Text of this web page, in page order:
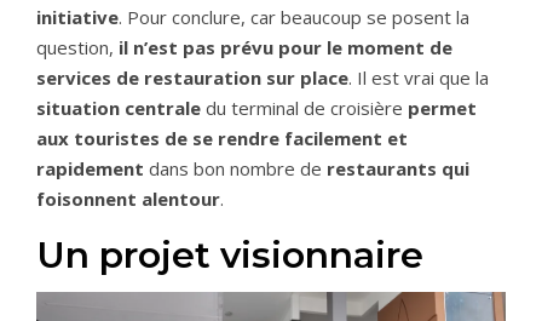
initiative. Pour conclure, car beaucoup se posent la
question, il n’est pas prévu pour le moment de
services de restauration sur place. Il est vrai que la
situation centrale du terminal de croisière permet
aux touristes de se rendre facilement et
rapidement dans bon nombre de restaurants qui
foisonnent alentour.
Un projet visionnaire